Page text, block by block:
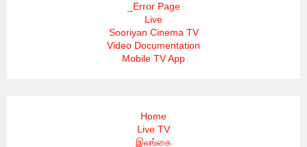
_Error Page
Live
Sooriyan Cinema TV
Video Documentation
Mobile TV App
Home
Live TV
இலங்கை